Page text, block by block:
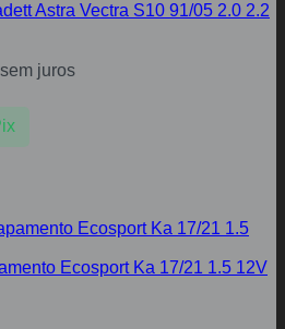
Astra Vectra S10 91/05 2.0 2.2
sem juros
Ecosport Ka 17/21 1.5 12V